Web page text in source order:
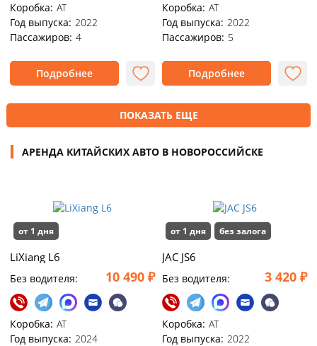
Коробка: АТ
Год выпуска: 2022
Пассажиров: 4
Подробнее
Коробка: АТ
Год выпуска: 2022
Пассажиров: 5
Подробнее
ПОКАЗАТЬ ЕЩЕ
АРЕНДА КИТАЙСКИХ АВТО В НОВОРОССИЙСКЕ
от 1 дня
LiXiang L6
Без водителя: 10 490 ₽
Коробка: АТ
Год выпуска: 2024
от 1 дня без залога
JАС JS6
Без водителя: 3 420 ₽
Коробка: АТ
Год выпуска: 2022